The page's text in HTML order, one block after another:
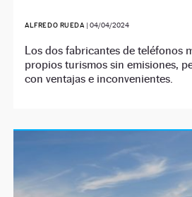
ALFREDO RUEDA | 04/04/2024
Los dos fabricantes de teléfonos
propios turismos sin emisiones,
con ventajas e inconvenientes.